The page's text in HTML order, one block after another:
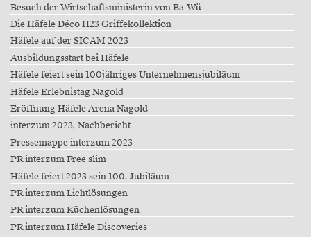
Besuch der Wirtschaftsministerin von Ba-Wü
Die Häfele Déco H23 Griffekollektion
Häfele auf der SICAM 2023
Ausbildungsstart bei Häfele
Häfele feiert sein 100jähriges Unternehmensjubiläum
Häfele Erlebnistag Nagold
Eröffnung Häfele Arena Nagold
interzum 2023, Nachbericht
Pressemappe interzum 2023
PR interzum Free slim
Häfele feiert 2023 sein 100. Jubiläum
PR interzum Lichtlösungen
PR interzum Küchenlösungen
PR interzum Häfele Discoveries